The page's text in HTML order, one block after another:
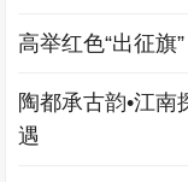
高举红色“出征旗
陶都承古韵•江
遇